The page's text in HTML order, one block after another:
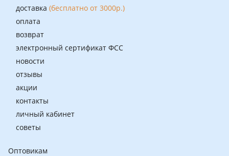
доставка (бесплатно от 3000р.)
оплата
возврат
электронный сертификат ФСС
новости
отзывы
акции
контакты
личный кабинет
советы
Оптовикам